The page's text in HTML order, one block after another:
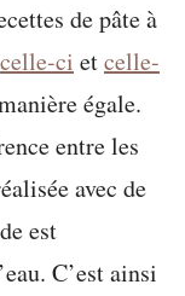
de pâte à
celle-ci etcelle-
égale.
entre les
avec de
est
C’est ainsi